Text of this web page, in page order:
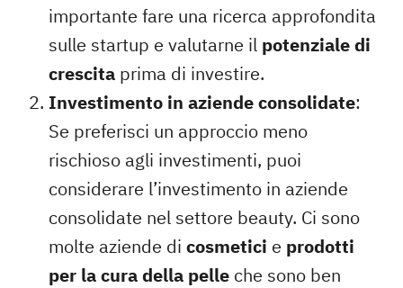
importante fare una ricerca approfondita
sulle startup e valutarne il potenziale di
crescita prima di investire.
Investimento in aziende consolidate:
Se preferisci un approccio meno
rischioso agli investimenti, puoi
considerare l’investimento in aziende
consolidate nel settore beauty. Ci sono
molte aziende di cosmetici e prodotti
per la cura della pelle che sono ben